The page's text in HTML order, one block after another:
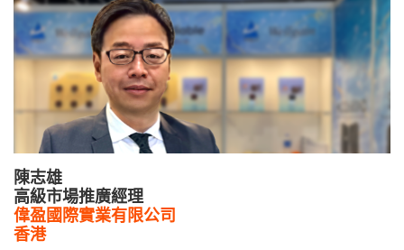
陳志雄
高級市場推廣經理
偉盈國際實業有限公司
香港